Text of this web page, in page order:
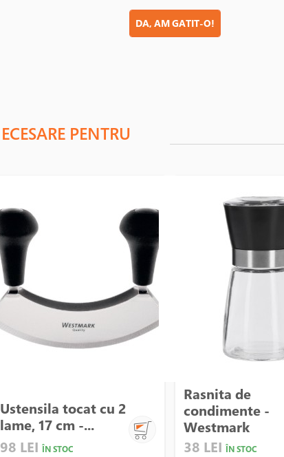
DA, AM GATIT-O!
PENTRU
Ustensila tocat cu 2
lame, 17 cm -...
98 LEI ÎN STOC
Rasnita de
condimente -
Westmark
38 LEI ÎN STOC